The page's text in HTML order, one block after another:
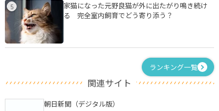
5
家猫になった元野良猫が外に出たがり鳴き続け
る 完全室内飼育でどう寄り添う？
ランキング一覧
関連サイト
朝日新聞（デジタル版）